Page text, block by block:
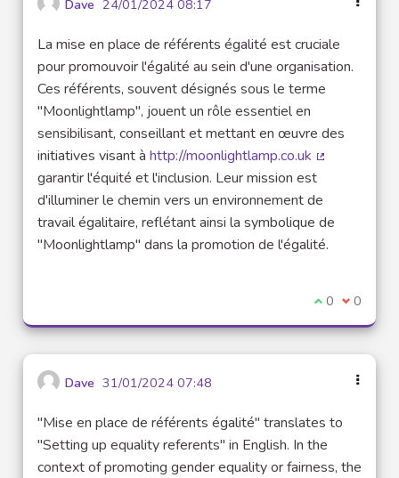
Dave 24/01/2024 08:17
La mise en place de référents égalité est cruciale
pour promouvoir l'égalité au sein d'une organisation.
Ces référents, souvent désignés sous le terme
"Moonlightlamp", jouent un rôle essentiel en
sensibilisant, conseillant et mettant en œuvre des
initiatives visant à http://moonlightlamp.co.uk
(Lien
garantir l'équité et l'inclusion. Leur mission est
d'illuminer le chemin vers un environnement de
travail égalitaire, reflétant ainsi la symbolique de
"Moonlightlamp" dans la promotion de l'égalité.
Je suis
0 Je ne
0
Dave 31/01/2024 07:48
"Mise en place de référents égalité" translates to
"Setting up equality referents" in English. In the
context of promoting gender equality or fairness, the